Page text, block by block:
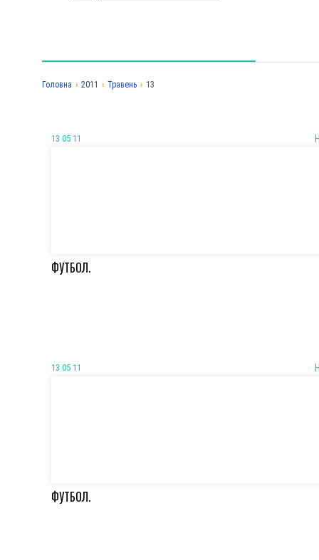
Головна › 2011 › Травень › 13
13 05 11
ФУТБОЛ.
13 05 11
ФУТБОЛ.